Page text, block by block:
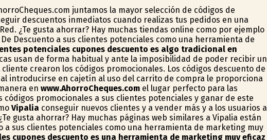
juntamos la mayor selección de códigos de
descuentos inmediatos cuando realizas tus pedidos en una
¿Te gusta ahorrar? Hay muchas tiendas online como por ejemplo
Descuento a sus clientes potenciales como una herramienta de
potenciales cupones descuento es algo tradicional en
usan de forma habitual y ante la imposibilidad de poder recibir un
crearon los códigos promocionales. Los códigos descuento de
introducirse en cajetín al uso del carrito de compra le proporciona
en www.AhorroCheques.comel lugar perfecto para las
promocionales a sus clientes potenciales y ganar de este
Vipalia conseguir nuevos clientes y a vender más y a los usuarios a
gusta ahorrar? Hay muchas páginas web similares a Vipalia están
a sus clientes potenciales como una herramienta de marketing muy
cupones descuento es una herramienta de marketing muy eficaz